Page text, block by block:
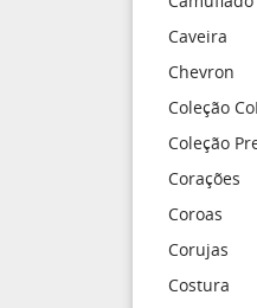
Caveira
Chevron
Coleção
Coleção
Corações
Coroas
Corujas
Costura